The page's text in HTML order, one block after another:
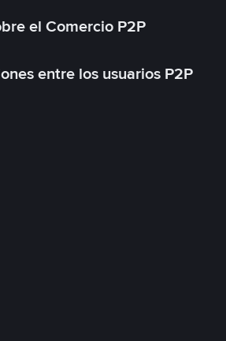
el Comercio P2P
entre los usuarios P2P